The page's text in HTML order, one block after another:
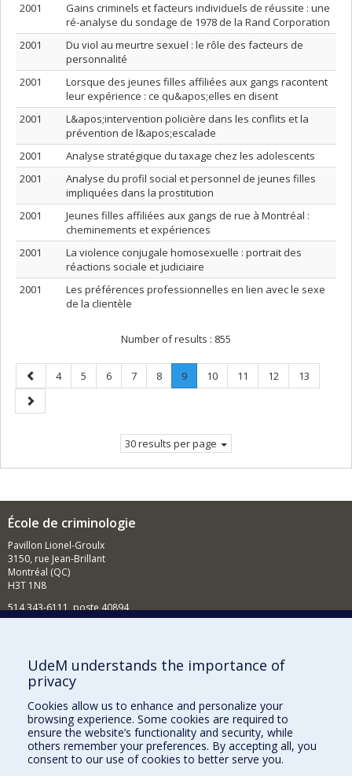
2001
Gains criminels et facteurs individuels de réussite : une
ré-analyse du sondage de 1978 de la Rand Corporation
2001
Du viol au meurtre sexuel : le rôle des facteurs de
personnalité
2001
Lorsque des jeunes filles affiliées aux gangs racontent
leur expérience : ce qu&apos;elles en disent
2001
L&apos;intervention policière dans les conflits et la
prévention de l&apos;escalade
2001
Analyse stratégique du taxage chez les adolescents
2001
Analyse du profil social et personnel de jeunes filles
impliquées dans la prostitution
2001
Jeunes filles affiliées aux gangs de rue à Montréal :
cheminements et expériences
2001
La violence conjugale homosexuelle : portrait des
réactions sociale et judiciaire
2001
Les préférences professionnelles en lien avec le sexe
de la clientèle
Number of results : 855
Previous
page
Page
4 Page
5 Page
6 Page
7 Page
8 Page
9.
Current
Page
10 Page
11 Page
12 Page
13
Next
page
30 results per page
École de criminologie
Pavillon Lionel-Groulx
3150, rue Jean-Brillant
Montréal (QC)
H3T 1N8
514 343-6111, poste 40894
Comment soutenir l'École?
BESOIN D'AIDE?
Plan du site
Signaler une erreur
Accessibilité
UdeM understands the importance of
privacy
Cookies allow us to enhance and personalize your
browsing experience. Some cookies are required to
ensure the website’s functionality and security, while
others remember your preferences. By accepting all, you
consent to our use of cookies to better serve you.